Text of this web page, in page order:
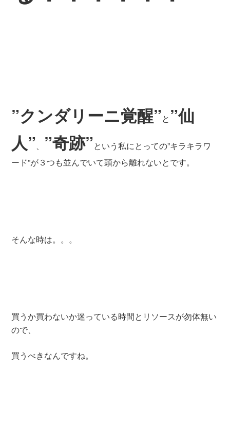
”クンダリーニ覚醒”と ”仙
人”、 ”奇跡”という私にとっての”キラキラワ
ード”が３つも並んでいて頭から離れないとです。
そんな時は。。。
買うか買わないか迷っている時間とリソースが勿体無い
ので、
買うべきなんですね。